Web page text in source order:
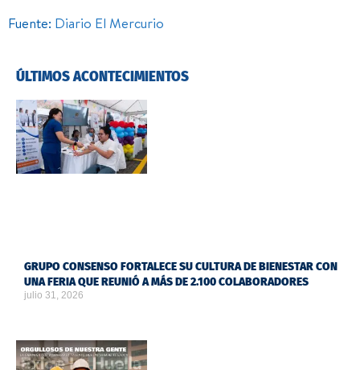
Fuente: Diario El Mercurio
ÚLTIMOS ACONTECIMIENTOS
GRUPO CONSENSO FORTALECE SU CULTURA DE BIENESTAR CON
UNA FERIA QUE REUNIÓ A MÁS DE 2.100 COLABORADORES
julio 31, 2026